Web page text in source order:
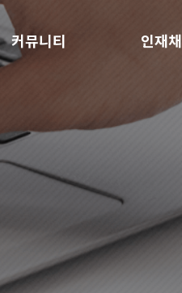
커뮤니티 인재